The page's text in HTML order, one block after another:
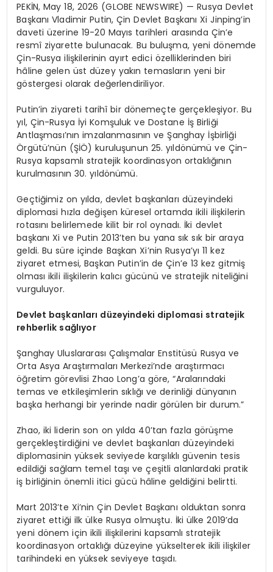
PEKİN, May 18, 2026 (GLOBE NEWSWIRE) — Rusya Devlet
Başkanı Vladimir Putin, Çin Devlet Başkanı Xi Jinping’in
daveti üzerine 19-20 Mayıs tarihleri arasında Çin’e
resmî ziyarette bulunacak. Bu buluşma, yeni dönemde
Çin-Rusya ilişkilerinin ayırt edici özelliklerinden biri
hâline gelen üst düzey yakın temasların yeni bir
göstergesi olarak değerlendiriliyor.
Putin’in ziyareti tarihî bir dönemeçte gerçekleşiyor. Bu
yıl, Çin-Rusya İyi Komşuluk ve Dostane İş Birliği
Antlaşması’nın imzalanmasının ve Şanghay İşbirliği
Örgütü’nün (ŞİÖ) kuruluşunun 25. yıldönümü ve Çin-
Rusya kapsamlı stratejik koordinasyon ortaklığının
kurulmasının 30. yıldönümü.
Geçtiğimiz on yılda, devlet başkanları düzeyindeki
diplomasi hızla değişen küresel ortamda ikili ilişkilerin
rotasını belirlemede kilit bir rol oynadı. İki devlet
başkanı Xi ve Putin 2013’ten bu yana sık sık bir araya
geldi. Bu süre içinde Başkan Xi’nin Rusya’yı 11 kez
ziyaret etmesi, Başkan Putin’in de Çin’e 13 kez gitmiş
olması ikili ilişkilerin kalıcı gücünü ve stratejik niteliğini
vurguluyor.
Devlet başkanları düzeyindeki diplomasi stratejik
rehberlik sağlıyor
Şanghay Uluslararası Çalışmalar Enstitüsü Rusya ve
Orta Asya Araştırmaları Merkezi’nde araştırmacı
öğretim görevlisi Zhao Long’a göre, “Aralarındaki
temas ve etkileşimlerin sıklığı ve derinliği dünyanın
başka herhangi bir yerinde nadir görülen bir durum.”
Zhao, iki liderin son on yılda 40’tan fazla görüşme
gerçekleştirdiğini ve devlet başkanları düzeyindeki
diplomasinin yüksek seviyede karşılıklı güvenin tesis
edildiği sağlam temel taşı ve çeşitli alanlardaki pratik
iş birliğinin önemli itici gücü hâline geldiğini belirtti.
Mart 2013’te Xi’nin Çin Devlet Başkanı olduktan sonra
ziyaret ettiği ilk ülke Rusya olmuştu. İki ülke 2019’da
yeni dönem için ikili ilişkilerini kapsamlı stratejik
koordinasyon ortaklığı düzeyine yükselterek ikili ilişkiler
tarihindeki en yüksek seviyeye taşıdı.